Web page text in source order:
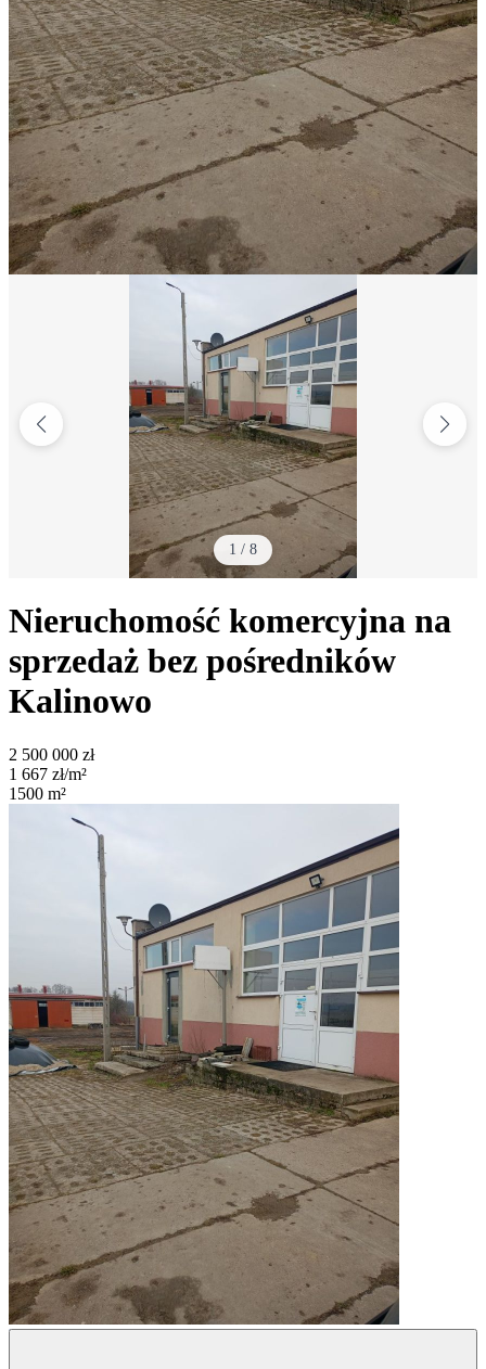
1 / 8
Nieruchomość komercyjna na
sprzedaż bez pośredników
Kalinowo
2 500 000 zł
1 667 zł/m²
1500 m²